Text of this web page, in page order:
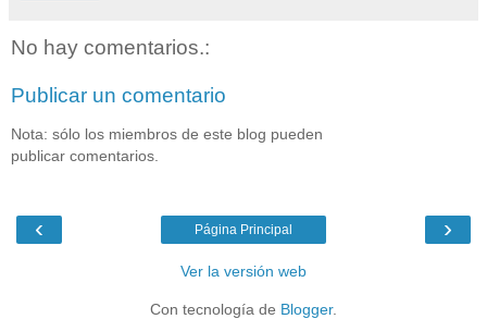
No hay comentarios.:
Publicar un comentario
Nota: sólo los miembros de este blog pueden
publicar comentarios.
‹ ›
Página Principal
Ver la versión web
Con tecnología de Blogger.